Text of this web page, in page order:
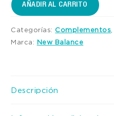
AÑADIR AL CARRITO
Categorías: Complementos
Marca: New Balance
Descripción